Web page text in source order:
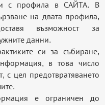
с профила в САЙТА. В
на двата профила,
възможност за
данни.
си за събиране,
в това число
с цел предотвратяването
е ограничен до